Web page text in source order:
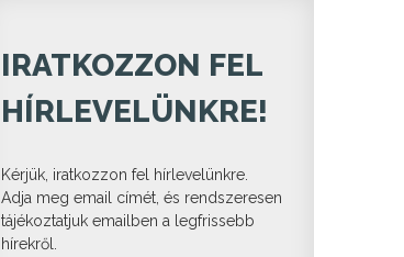
IRATKOZZON FEL
HÍRLEVELÜNKRE!
Kérjük, iratkozzon fel hírlevelünkre.
Adja meg email címét, és rendszeresen
tájékoztatjuk emailben a legfrissebb
hírekről.